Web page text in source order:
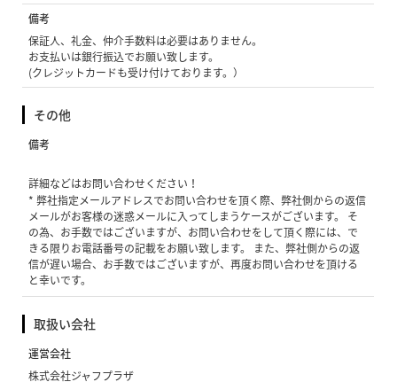
備考
保証人、礼金、仲介手数料は必要はありません。
お支払いは銀行振込でお願い致します。
(クレジットカードも受け付けております。）
その他
備考
詳細などはお問い合わせください！
* 弊社指定メールアドレスでお問い合わせを頂く際、弊社側からの返信
メールがお客様の迷惑メールに入ってしまうケースがございます。 そ
の為、お手数ではございますが、お問い合わせをして頂く際には、で
きる限りお電話番号の記載をお願い致します。 また、弊社側からの返
信が遅い場合、お手数ではございますが、再度お問い合わせを頂ける
と幸いです。
取扱い会社
運営会社
株式会社ジャフプラザ